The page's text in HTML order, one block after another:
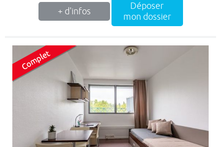
+ d'infos
Déposer
mon dossier